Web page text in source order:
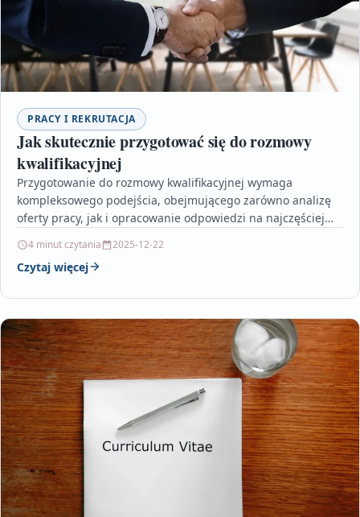
PRACY I REKRUTACJA
Jak skutecznie przygotować się do rozmowy
kwalifikacyjnej
Przygotowanie do rozmowy kwalifikacyjnej wymaga
kompleksowego podejścia, obejmującego zarówno analizę
oferty pracy, jak i opracowanie odpowiedzi na najczęściej
4 minut czytania 2025-12-22
Czytaj więcej